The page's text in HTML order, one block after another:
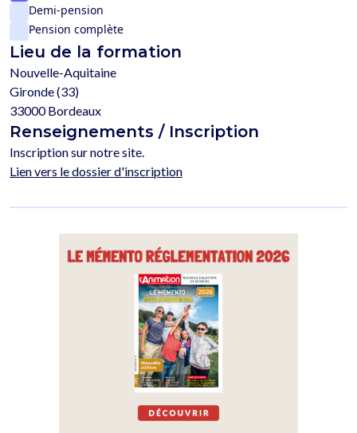
Demi-pension
Pension complète
Lieu de la formation
Nouvelle-Aquitaine
Gironde (33)
33000 Bordeaux
Renseignements / Inscription
Inscription sur notre site.
Lien vers le dossier d'inscription